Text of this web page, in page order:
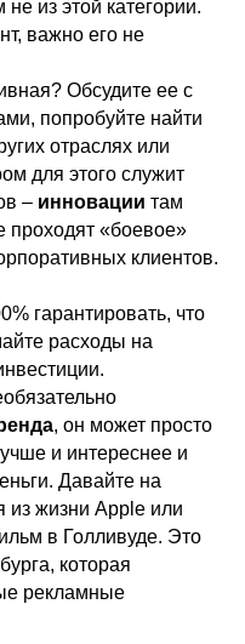
из этой категории.
важно его не
Обсудите ее с
попробуйте найти
отраслях или
для этого служит
– инновации там
проходят «боевое»
клиентов.
гарантировать, что
расходы на
, он может просто
и интереснее и
Давайте на
из жизни Apple или
в Голливуде. Это
которая
рекламные